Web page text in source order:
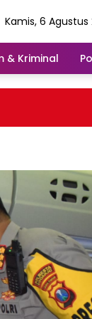
Kamis, 6 Agustus
& Kriminal